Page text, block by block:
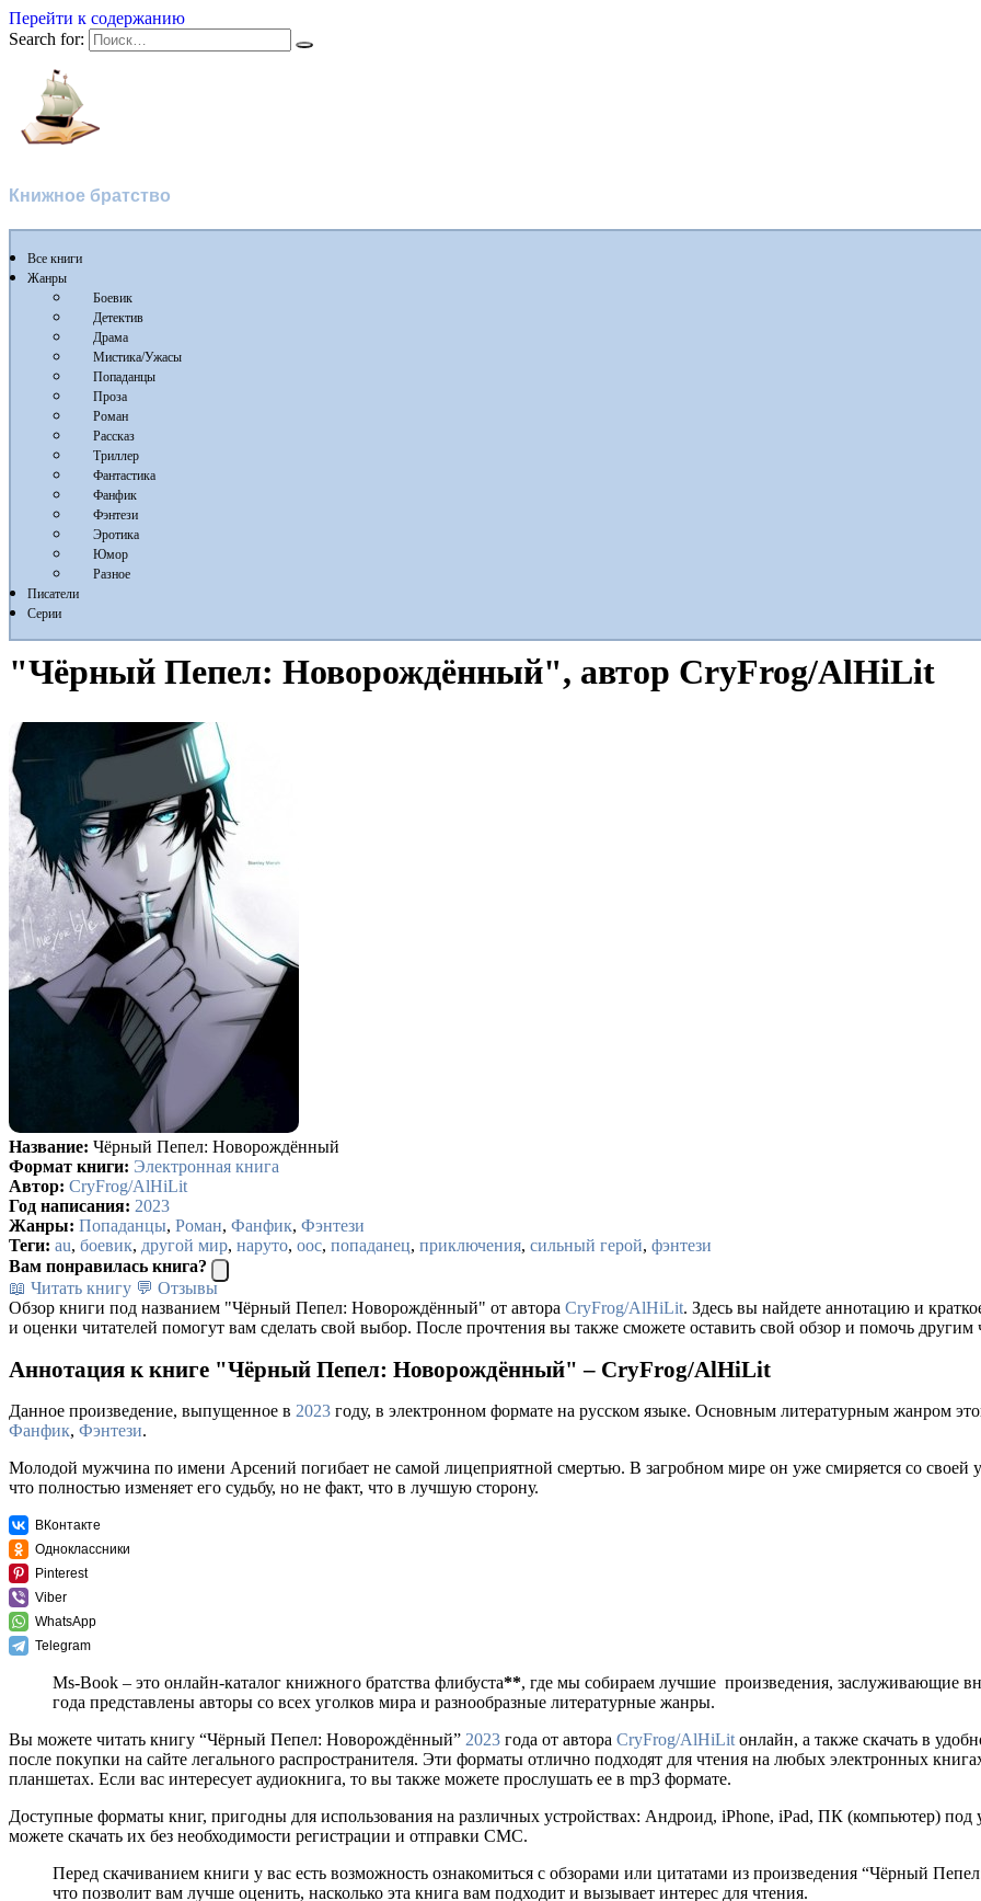
Перейти к содержанию
Search for:
Книжное братство
Все книги
Жанры
Боевик
Детектив
Драма
Мистика/Ужасы
Попаданцы
Проза
Роман
Рассказ
Триллер
Фантастика
Фанфик
Фэнтези
Эротика
Юмор
Разное
Писатели
Серии
"Чёрный Пепел: Новорождённый", автор CryFrog/AlHiLit
Название: Чёрный Пепел: Новорождённый
Формат книги: Электронная книга
Автор: CryFrog/AlHiLit
Год написания: 2023
Жанры: Попаданцы, Роман, Фанфик, Фэнтези
Теги: au, боевик, другой мир, наруто, оос, попаданец, приключения, сильный герой, фэнтези
Вам понравилась книга?
📖 Читать книгу 💬 Отзывы
Обзор книги под названием "Чёрный Пепел: Новорождённый" от автора CryFrog/AlHiLit. Здесь вы найдете аннотацию и
и оценки читателей помогут вам сделать свой выбор. После прочтения вы также сможете оставить свой обзор и помочь другим
Аннотация к книге "Чёрный Пепел: Новорождённый" – CryFrog/AlHiLit
Данное произведение, выпущенное в 2023 году, в электронном формате на русском языке. Основным литературным жанром
Фанфик, Фэнтези.
Молодой мужчина по имени Арсений погибает не самой лицеприятной смертью. В загробном мире он уже смиряется со своей
что полностью изменяет его судьбу, но не факт, что в лучшую сторону.
ВКонтакте
Одноклассники
Pinterest
Viber
WhatsApp
Telegram
Ms-Book – это онлайн-каталог книжного братства флибуста**, где мы собираем лучшие произведения, заслуживающие
года представлены авторы со всех уголков мира и разнообразные литературные жанры.
Вы можете читать книгу “Чёрный Пепел: Новорождённый” 2023 года от автора CryFrog/AlHiLit онлайн, а также скачать в
после покупки на сайте легального распространителя. Эти форматы отлично подходят для чтения на любых электронных
планшетах. Если вас интересует аудиокнига, то вы также можете прослушать ее в mp3 формате.
Доступные форматы книг, пригодны для использования на различных устройствах: Андроид, iPhone, iPad, ПК (компьютер)
можете скачать их без необходимости регистрации и отправки СМС.
Перед скачиванием книги у вас есть возможность ознакомиться с обзорами или цитатами из произведения “Чёрный
что позволит вам лучше оценить, насколько эта книга вам подходит и вызывает интерес для чтения.